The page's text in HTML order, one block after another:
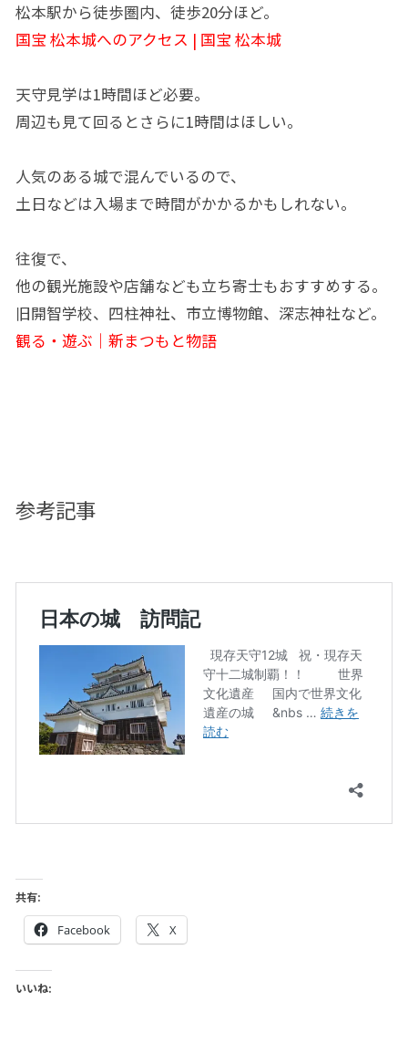
松本駅から徒歩圏内、徒歩20分ほど。
国宝 松本城へのアクセス | 国宝 松本城
天守見学は1時間ほど必要。
周辺も見て回るとさらに1時間はほしい。
人気のある城で混んでいるので、
土日などは入場まで時間がかかるかもしれない。
往復で、
他の観光施設や店舗なども立ち寄士もおすすめする。
旧開智学校、四柱神社、市立博物館、深志神社など。
観る・遊ぶ｜新まつもと物語
参考記事
共有:
Facebook X
いいね: